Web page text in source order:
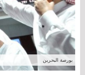
بورصة البحرين